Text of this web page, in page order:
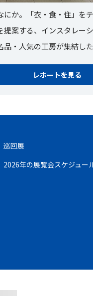
か。「衣・食・住」を
提案する、インスタレー
・人気の工房が集結し
レポートを見る
巡回展
2026年の展覧会スケジュー